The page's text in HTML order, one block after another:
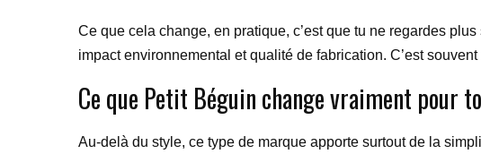
Ce que cela change, en pratique, c’est que tu ne regardes
impact environnemental et qualité de fabrication. C’est
Ce que Petit Béguin change vraiment pour
Au-delà du style, ce type de marque apporte surtout de la